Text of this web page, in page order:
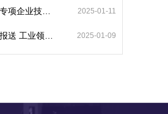
2025-01-11
2025-01-09